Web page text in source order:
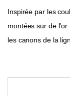
Inspirée par les
montées sur de
les canons de la